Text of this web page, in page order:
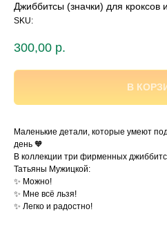
Джиббитсы (значки) для кроксов
SKU:
300,00 р.
В
Маленькие детали, которые умеют
день 🧡
В коллекции три фирменных
Татьяны Мужицкой:
✨ Можно!
✨ Мне всё льзя!
✨ Легко и радостно!